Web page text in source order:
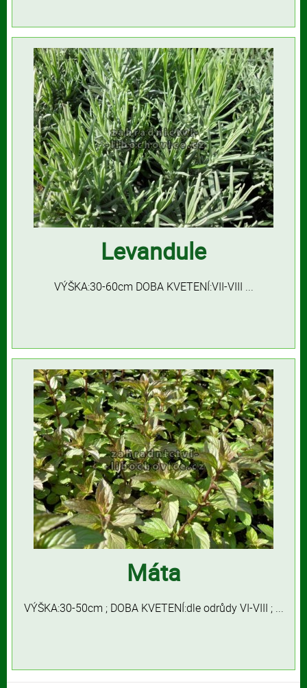
Levandule
VÝŠKA:30-60cm DOBA KVETENÍ:VII-VIII ...
Máta
VÝŠKA:30-50cm ; DOBA KVETENÍ:dle odrůdy VI-VIII ; ...